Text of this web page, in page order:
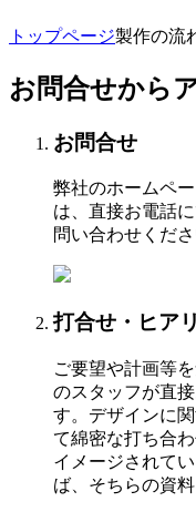
トップページ製作の流
お問合せから
お問合せ
弊社のホームペ
は、直接お電話
問い合わせくださ
打合せ・ヒア
ご要望や計画等
のスタッフが直
す。デザインに
て綿密な打ち合
イメージされて
ば、そちらの資